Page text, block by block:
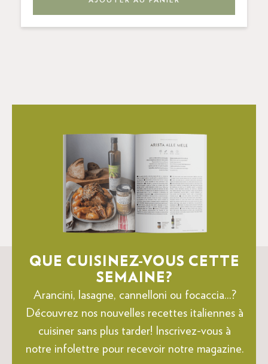
QUE CUISINEZ-VOUS CETTE
SEMAINE?
Arancini, lasagne, cannelloni ou focaccia...?
Découvrez nos nouvelles recettes italiennes à
cuisiner sans plus tarder! Inscrivez-vous à
notre infolettre pour recevoir notre magazine.